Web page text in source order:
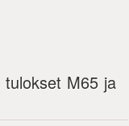
tulokset M65 ja